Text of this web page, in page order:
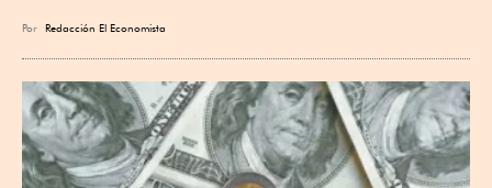
Por Redacción El Economista